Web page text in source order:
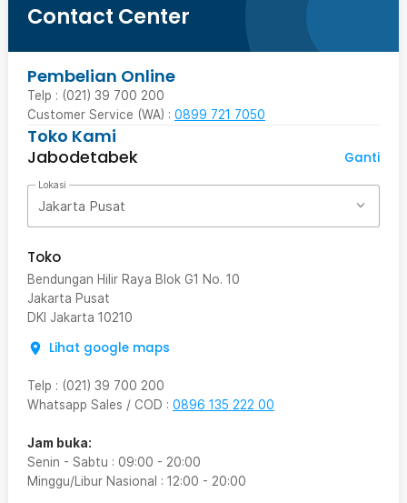
Contact Center
Pembelian Online
Telp : (021) 39 700 200
Customer Service (WA) : 0899 721 7050
Toko Kami
Jabodetabek
Ganti
Lokasi
Jakarta Pusat
Toko
Bendungan Hilir Raya Blok G1 No. 10
Jakarta Pusat
DKI Jakarta 10210
Lihat google maps
Telp : (021) 39 700 200
Whatsapp Sales / COD : 0896 135 222 00
Jam buka:
Senin - Sabtu : 09:00 - 20:00
Minggu/Libur Nasional : 12:00 - 20:00